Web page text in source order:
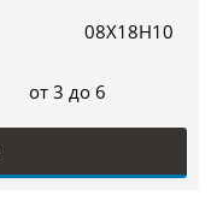
08Х18Н10
от 3 до 6